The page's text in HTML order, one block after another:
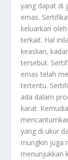
yang dapat di
emas.
keluarkan
terkait. Hal
keaslian,
tersebut.
emas telah
tertentu.
ada dalam
karat.
yang di ukur
mungkin juga
menunjukkan